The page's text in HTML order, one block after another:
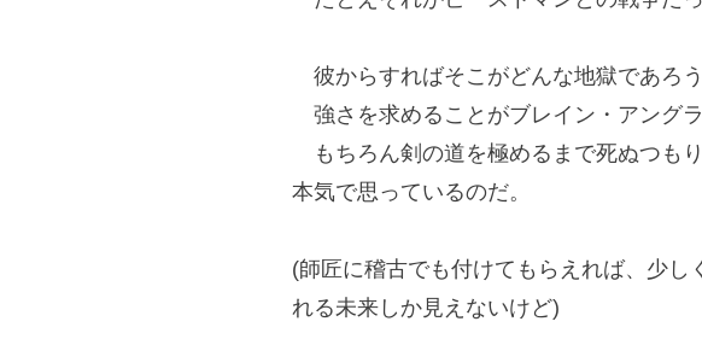
彼からすればそこがどんな地獄であろ
強さを求めることがブレイン・アングラ
もちろん剣の道を極めるまで死ぬつも
本気で思っているのだ。
(師匠に稽古でも付けてもらえれば、少
れる未来しか見えないけど)